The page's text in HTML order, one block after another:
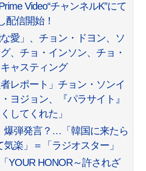
Video“チャンネルK”にて
配信開始！
愛」、チョン・ドヨン、ソ
、チョ・インソン、チョ・
ャスティング
レポート」チョン・ソンイ
ヨジョン、『パラサイト』
してくれた」
爆弾発言？…「韓国に来たら
楽」＝「ラジオスター」
YOUR HONOR～許されざ